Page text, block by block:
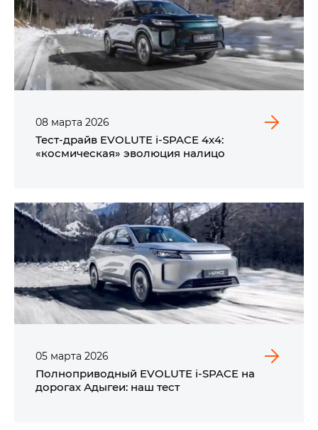
08 марта 2026
Тест-драйв EVOLUTE i‑SPACE 4x4:
«космическая» эволюция налицо
05 марта 2026
Полноприводный EVOLUTE i‑SPACE на
дорогах Адыгеи: наш тест